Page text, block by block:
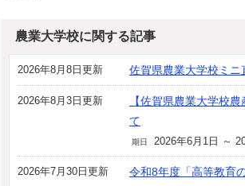
農業大学校に関する記事
2026年8月8日更新 佐賀県農業大学校ミ
2026年8月3日更新
【佐賀県農業大学校
て
期日 2026年6月1日 ～
2026年7月30日更新 令和8年度「高等教育